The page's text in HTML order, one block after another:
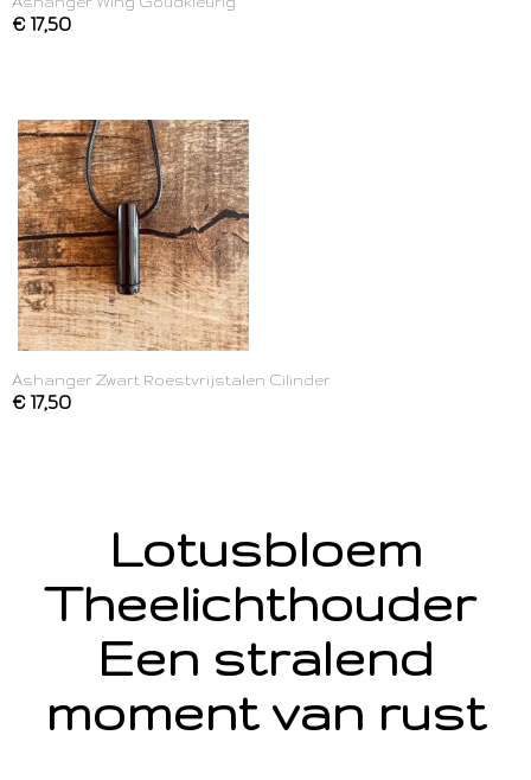
€ 17,50
Ashanger Zwart Roestvrijstalen Cilinder
€ 17,50
Lotusbloem
Theelichthouder
Een stralend
moment van rust